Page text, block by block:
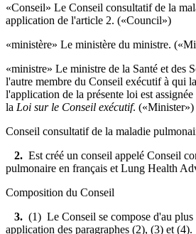
«Conseil» Le Conseil consultatif de la
application de l'article 2. («Council»)
«ministère» Le ministère du ministre.
«ministre» Le ministre de la Santé et des
l'autre membre du Conseil exécutif à qui
l'application de la présente loi est
la Loi sur le Conseil exécutif. («Minister»)
Conseil consultatif de la maladie
2. Est créé un conseil appelé Conseil
pulmonaire en français et Lung Health
Composition du Conseil
3. (1) Le Conseil se compose d'au plus
application des paragraphes (2), (3) et (4).